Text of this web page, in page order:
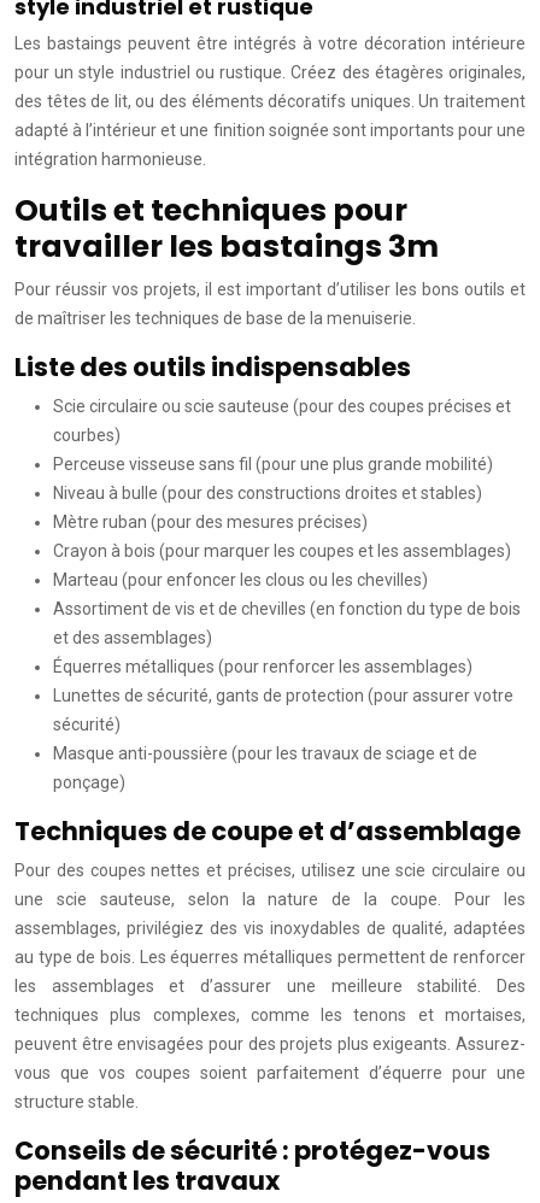
style industriel et rustique
Les bastaings peuvent être intégrés à votre décoration intérieure
pour un style industriel ou rustique. Créez des étagères originales,
des têtes de lit, ou des éléments décoratifs uniques. Un traitement
adapté à l’intérieur et une finition soignée sont importants pour une
intégration harmonieuse.
Outils et techniques pour
travailler les bastaings 3m
Pour réussir vos projets, il est important d’utiliser les bons outils et
de maîtriser les techniques de base de la menuiserie.
Liste des outils indispensables
Scie circulaire ou scie sauteuse (pour des coupes précises et
courbes)
Perceuse visseuse sans fil (pour une plus grande mobilité)
Niveau à bulle (pour des constructions droites et stables)
Mètre ruban (pour des mesures précises)
Crayon à bois (pour marquer les coupes et les assemblages)
Marteau (pour enfoncer les clous ou les chevilles)
Assortiment de vis et de chevilles (en fonction du type de bois
et des assemblages)
Équerres métalliques (pour renforcer les assemblages)
Lunettes de sécurité, gants de protection (pour assurer votre
sécurité)
Masque anti-poussière (pour les travaux de sciage et de
ponçage)
Techniques de coupe et d’assemblage
Pour des coupes nettes et précises, utilisez une scie circulaire ou
une scie sauteuse, selon la nature de la coupe. Pour les
assemblages, privilégiez des vis inoxydables de qualité, adaptées
au type de bois. Les équerres métalliques permettent de renforcer
les assemblages et d’assurer une meilleure stabilité. Des
techniques plus complexes, comme les tenons et mortaises,
peuvent être envisagées pour des projets plus exigeants. Assurez-
vous que vos coupes soient parfaitement d’équerre pour une
structure stable.
Conseils de sécurité : protégez-vous
pendant les travaux